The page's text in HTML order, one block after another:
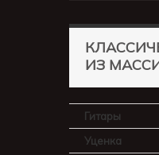
ИЗ
Гитары
Уценка